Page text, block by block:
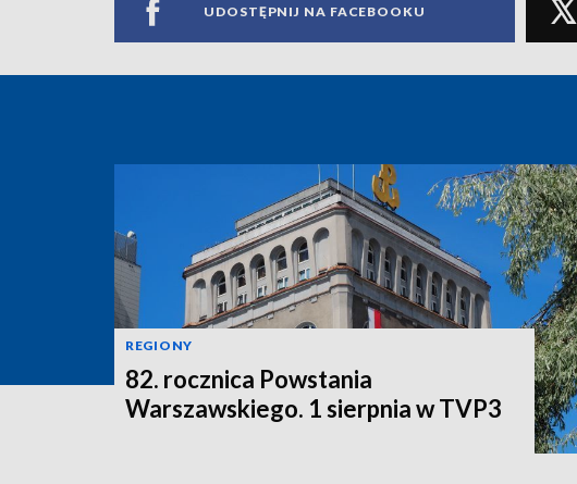
UDOSTĘPNIJ NA FACEBOOKU
REGIONY
82. rocznica Powstania
Warszawskiego. 1 sierpnia w TVP3